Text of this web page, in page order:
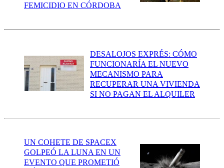
FEMICIDIO EN CÓRDOBA
DESALOJOS EXPRÉS: CÓMO
FUNCIONARÍA EL NUEVO
MECANISMO PARA
RECUPERAR UNA VIVIENDA
SI NO PAGAN EL ALQUILER
UN COHETE DE SPACEX
GOLPEÓ LA LUNA EN UN
EVENTO QUE PROMETIÓ